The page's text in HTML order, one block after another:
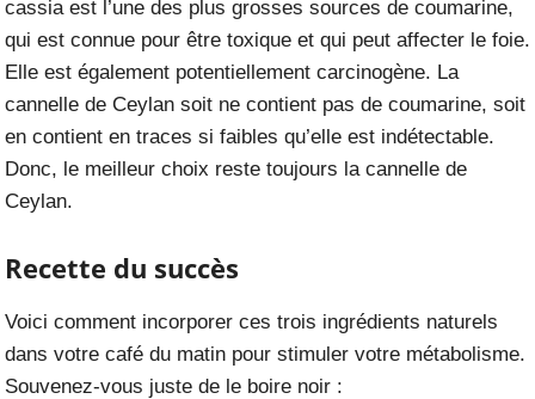
cassia est l’une des plus grosses sources de coumarine,
qui est connue pour être toxique et qui peut affecter le foie.
Elle est également potentiellement carcinogène. La
cannelle de Ceylan soit ne contient pas de coumarine, soit
en contient en traces si faibles qu’elle est indétectable.
Donc, le meilleur choix reste toujours la cannelle de
Ceylan.
Recette du succès
Voici comment incorporer ces trois ingrédients naturels
dans votre café du matin pour stimuler votre métabolisme.
Souvenez-vous juste de le boire noir :